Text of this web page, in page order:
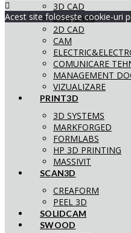
3D CAD
SIMULARE
2D CAD
CAM
COMUNICARE
MANAGEMENT
VIZUALIZARE
PRINT3D
3D SYSTEMS
MARKFORGED
FORMLABS
HP 3D PRINTING
MASSIVIT
SCAN3D
CREAFORM
PEEL 3D
SOLIDCAM
SWOOD
Acest site folosește cookie-uri